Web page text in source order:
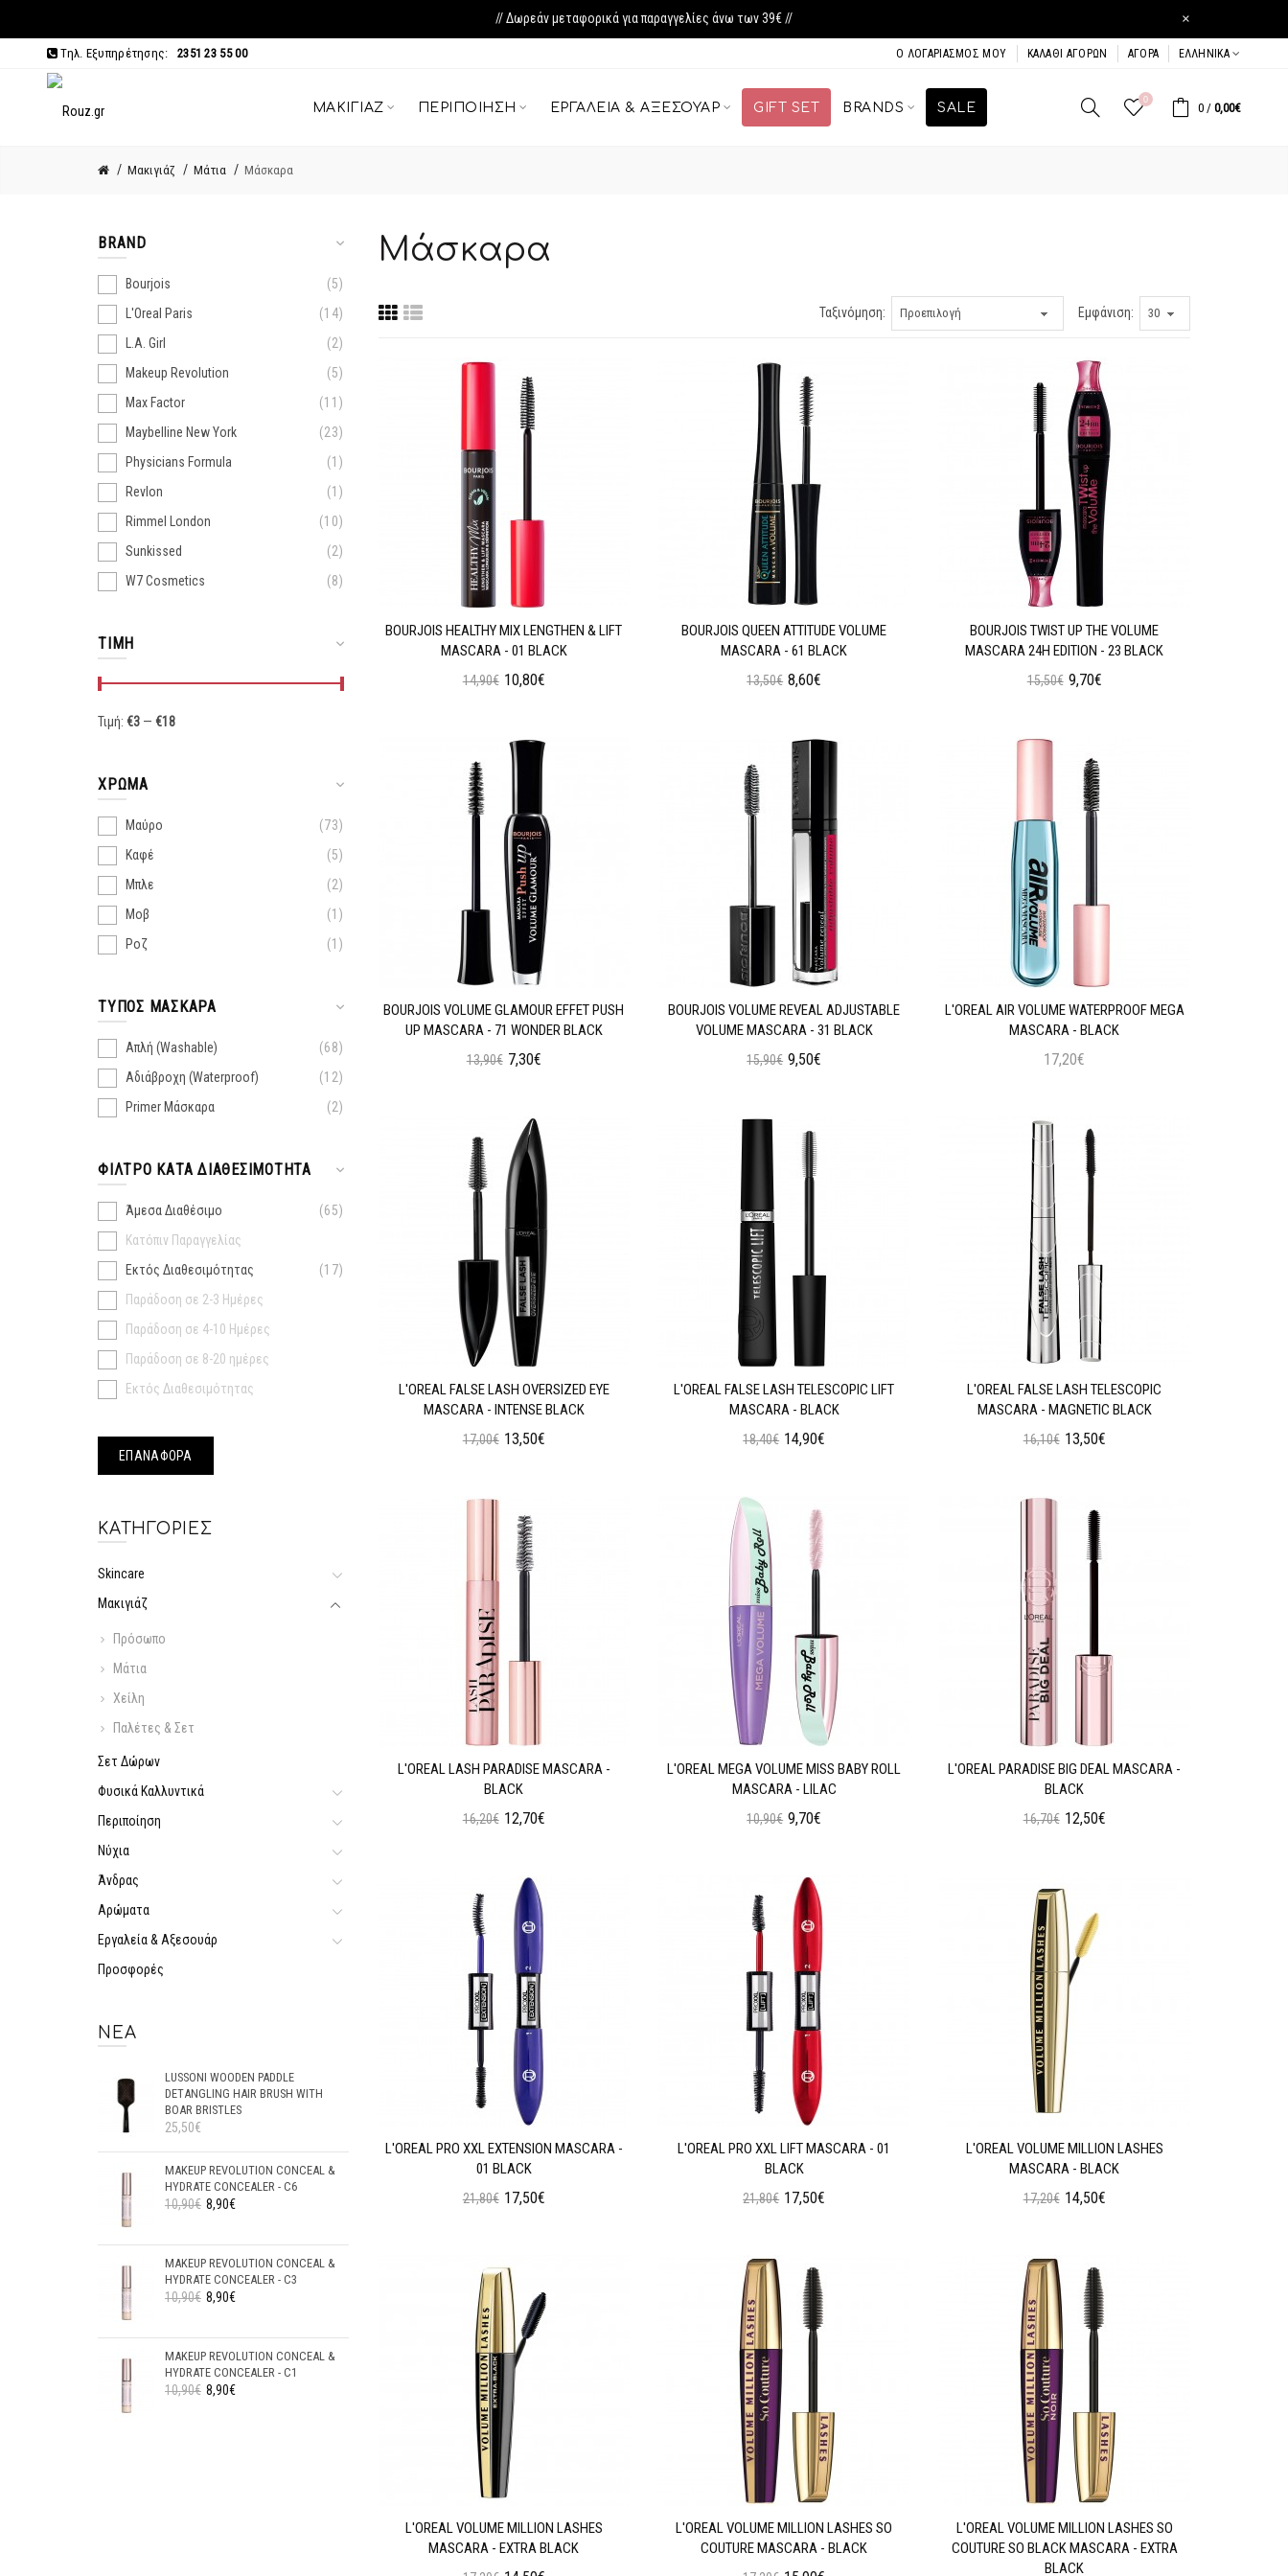
// Δωρεάν μεταφορικά για παραγγελίες άνω των 39€ // ×
Τηλ. Εξυπηρέτησης: 2351 23 55 00 Ο ΛΟΓΑΡΙΑΣΜΌΣ ΜΟΥ ΚΑΛΆΘΙ ΑΓΟΡΏΝ ΑΓΟΡΆ ΕΛΛΗΝΙΚΆ
ΜΑΚΙΓΙΆΖ ΠΕΡΙΠΟΊΗΣΗ ΕΡΓΑΛΕΊΑ & ΑΞΕΣΟΥΆΡ GIFT SET BRANDS SALE
0
0 / 0,00€
Μακιγιάζ Μάτια Μάσκαρα
BRAND
Bourjois
5
L'Oreal Paris
14
L.A. Girl
2
Makeup Revolution
5
Max Factor
11
Maybelline New York
23
Physicians Formula
1
Revlon
1
Rimmel London
10
Sunkissed
2
W7 Cosmetics
8
ΤΙΜΉ
Τιμή: €3 — €18
ΧΡΏΜΑ
Μαύρο
73
Καφέ
5
Μπλε
2
Μοβ
1
Ροζ
1
ΤΎΠΟΣ ΜΆΣΚΑΡΑ
Απλή (Washable)
68
Αδιάβροχη (Waterproof)
12
Primer Μάσκαρα
2
ΦΊΛΤΡΟ ΚΑΤΆ ΔΙΑΘΕΣΙΜΌΤΗΤΑ
Άμεσα Διαθέσιμο
65
Κατόπιν Παραγγελίας
Εκτός Διαθεσιμότητας
17
Παράδοση σε 2-3 Ημέρες
Παράδοση σε 4-10 Ημέρες
Παράδοση σε 8-20 ημέρες
Εκτός Διαθεσιμότητας
ΚΑΤΗΓΟΡΊΕΣ
Skincare
Μακιγιάζ
Πρόσωπο
Μάτια
Χείλη
Παλέτες & Σετ
Σετ Δώρων
Φυσικά Καλλυντικά
Περιποίηση
Νύχια
Άνδρας
Αρώματα
Εργαλεία & Αξεσουάρ
Προσφορές
ΝΈΑ
LUSSONI WOODEN PADDLE
DETANGLING HAIR BRUSH WITH
BOAR BRISTLES
25,50€
MAKEUP REVOLUTION CONCEAL &
HYDRATE CONCEALER - C6
10,90€ 8,90€
MAKEUP REVOLUTION CONCEAL &
HYDRATE CONCEALER - C3
10,90€ 8,90€
MAKEUP REVOLUTION CONCEAL &
HYDRATE CONCEALER - C1
10,90€ 8,90€
Μάσκαρα
Ταξινόμηση: Εμφάνιση:
BOURJOIS HEALTHY MIX LENGTHEN & LIFT
MASCARA - 01 BLACK
14,90€ 10,80€
BOURJOIS QUEEN ATTITUDE VOLUME
MASCARA - 61 BLACK
13,50€ 8,60€
BOURJOIS TWIST UP THE VOLUME
MASCARA 24H EDITION - 23 BLACK
15,50€ 9,70€
BOURJOIS VOLUME GLAMOUR EFFET PUSH
UP MASCARA - 71 WONDER BLACK
13,90€ 7,30€
BOURJOIS VOLUME REVEAL ADJUSTABLE
VOLUME MASCARA - 31 BLACK
15,90€ 9,50€
L'OREAL AIR VOLUME WATERPROOF MEGA
MASCARA - BLACK
17,20€
L'OREAL FALSE LASH OVERSIZED EYE
MASCARA - INTENSE BLACK
17,00€ 13,50€
L'OREAL FALSE LASH TELESCOPIC LIFT
MASCARA - BLACK
18,40€ 14,90€
L'OREAL FALSE LASH TELESCOPIC
MASCARA - MAGNETIC BLACK
16,10€ 13,50€
L'OREAL LASH PARADISE MASCARA -
BLACK
16,20€ 12,70€
L'OREAL MEGA VOLUME MISS BABY ROLL
MASCARA - LILAC
10,90€ 9,70€
L'OREAL PARADISE BIG DEAL MASCARA -
BLACK
16,70€ 12,50€
L'OREAL PRO XXL EXTENSION MASCARA -
01 BLACK
21,80€ 17,50€
L'OREAL PRO XXL LIFT MASCARA - 01
BLACK
21,80€ 17,50€
L'OREAL VOLUME MILLION LASHES
MASCARA - BLACK
17,20€ 14,50€
L'OREAL VOLUME MILLION LASHES
MASCARA - EXTRA BLACK
L'OREAL VOLUME MILLION LASHES SO
COUTURE MASCARA - BLACK
L'OREAL VOLUME MILLION LASHES SO
COUTURE SO BLACK MASCARA - EXTRA
BLACK